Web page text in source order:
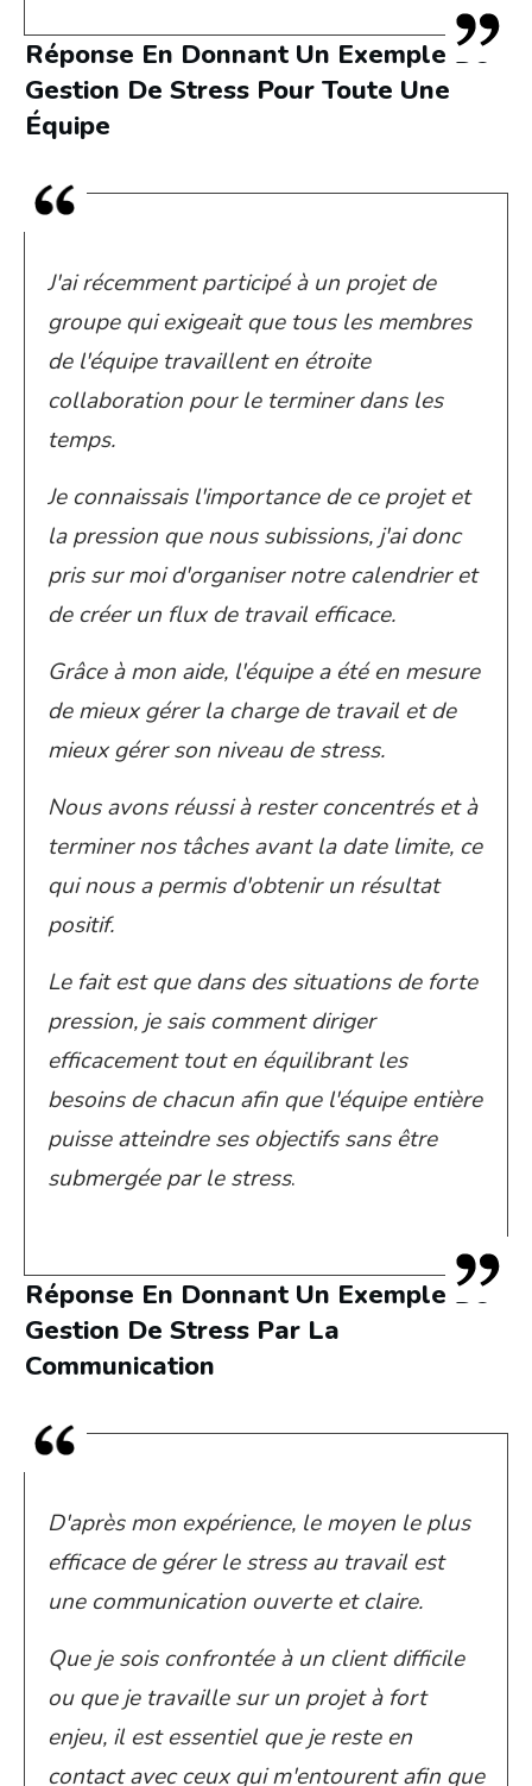
Réponse En Donnant Un Exemple De
Gestion De Stress Pour Toute Une
Équipe
J'ai récemment participé à un projet de
groupe qui exigeait que tous les membres
de l'équipe travaillent en étroite
collaboration pour le terminer dans les
temps.
Je connaissais l'importance de ce projet et
la pression que nous subissions, j'ai donc
pris sur moi d'organiser notre calendrier et
de créer un flux de travail efficace.
Grâce à mon aide, l'équipe a été en mesure
de mieux gérer la charge de travail et de
mieux gérer son niveau de stress.
Nous avons réussi à rester concentrés et à
terminer nos tâches avant la date limite, ce
qui nous a permis d'obtenir un résultat
positif.
Le fait est que dans des situations de forte
pression, je sais comment diriger
efficacement tout en équilibrant les
besoins de chacun afin que l'équipe entière
puisse atteindre ses objectifs sans être
submergée par le stress.
Réponse En Donnant Un Exemple De
Gestion De Stress Par La
Communication
D'après mon expérience, le moyen le plus
efficace de gérer le stress au travail est
une communication ouverte et claire.
Que je sois confrontée à un client difficile
ou que je travaille sur un projet à fort
enjeu, il est essentiel que je reste en
contact avec ceux qui m'entourent afin que